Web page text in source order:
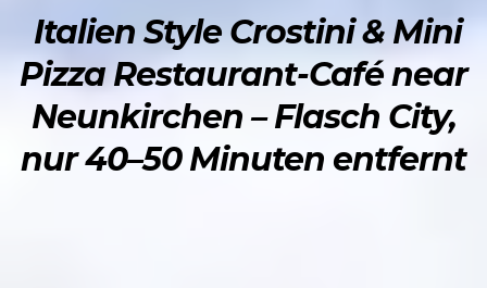
Italien Style Crostini & Mini
Pizza Restaurant-Café near
Neunkirchen – Flasch City,
nur 40–50 Minuten entfernt